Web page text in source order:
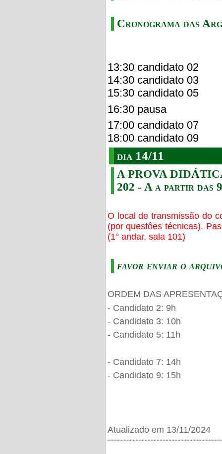
Cronograma das
13:30 candidato 02
14:30 candidato 03
15:30 candidato 05
16:30 pausa
17:00 candidato 07
18:00 candidato 09
dia 14/11
A PROVA
202 - A a partir das
O local de transmissão do
(por questôes técnicas).
(1° andar, sala 101)
favor enviar o
ORDEM DAS
- Candidato 2: 9h
- Candidato 3: 10h
- Candidato 5: 11h
- Candidato 7: 14h
- Candidato 9: 15h
Atualizado em 13/11/2024